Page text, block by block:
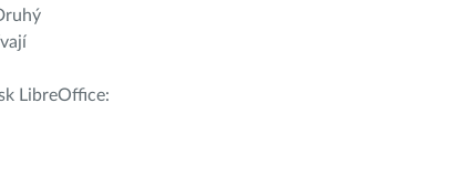
LibreOffice: